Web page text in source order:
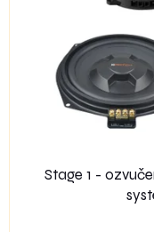
Stage 1 -